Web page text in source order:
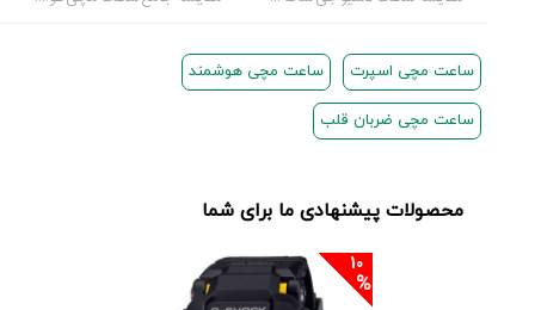
ساعت مچی اسپرت ساعت مچی هوشمند
ساعت مچی ضربان قلب
محصولات پیشنهادی ما برای شما
10